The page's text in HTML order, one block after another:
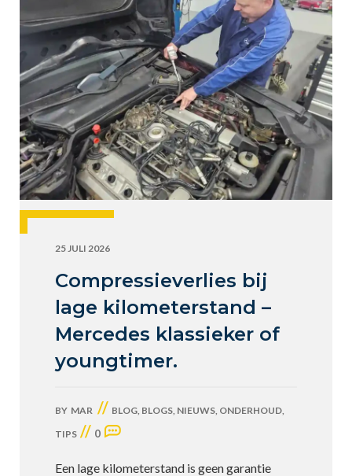
25 JULI 2026
Compressieverlies bij
lage kilometerstand –
Mercedes klassieker of
youngtimer.
BY MAR // BLOG, BLOGS, NIEUWS, ONDERHOUD,
TIPS // 0
Een lage kilometerstand is geen garantie